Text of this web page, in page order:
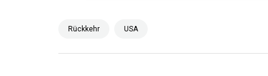
Rückkehr USA